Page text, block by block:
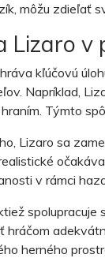
môžu zdieľať
Lizaro v
kľúčovú
Napríklad,
Týmto
Lizaro sa
v rámci
spolupracuje
hráčom
herného